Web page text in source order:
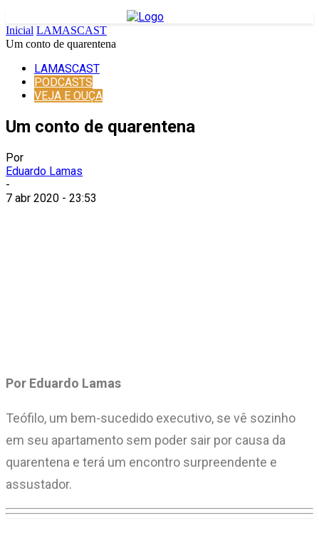
Inicial LAMASCAST
Um conto de quarentena
LAMASCAST
PODCASTS
VEJA E OUÇA
Um conto de quarentena
Por
Eduardo Lamas
-
7 abr 2020 - 23:53
Por Eduardo Lamas
Teófilo, um bem-sucedido executivo, se vê sozinho
em seu apartamento sem poder sair por causa da
quarentena e terá um encontro surpreendente e
assustador.